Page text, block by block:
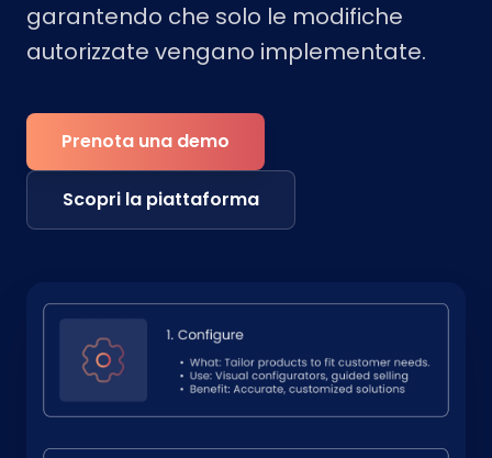
garantendo che solo le modifiche
autorizzate vengano implementate.
Prenota una demo
Scopri la piattaforma